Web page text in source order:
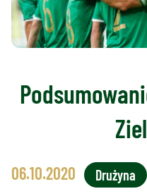
06.10.2020 Drużyna